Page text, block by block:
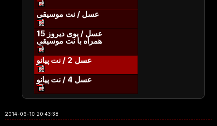
عسل / نت موسیقی
عسل / بوی دیروز 15
همراه با نت موسیقی
عسل 2 / نت پیانو
عسل 4 / نت پیانو
2014-06-10 20:43:38